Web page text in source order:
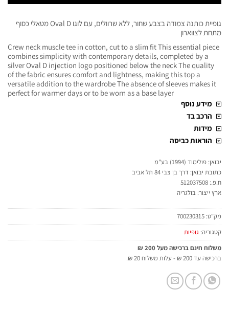
גופיית כותנה צמודה בצבע שחור, ללא שרוולים, עם לוגו Oval D מטאלי כסוף
מתחת לצווארון
Crew neck muscle tee in cotton, cut to a slim fit This essential piece
combines simplicity with contemporary details, completed by a
silver Oval D injection logo positioned below the neck The quality
of the fabric ensures comfort and lightness, making this top a
versatile addition to the wardrobe The absence of sleeves makes it
perfect for warmer days or to be worn as a base layer
מידע נוסף
הרכב בד
מידות
הוראות כביסה
יבואן: פולימוד (1994) בע"מ
כתובת יבואן: דרך בן צבי 84 תל אביב
ח.פ.: 512037508
ארץ ייצור: בולגריה
מק"ט: 700230315
קטגוריה: גופיות
משלוח חינם ברכישה מעל 200 ₪
ברכישה עד 200 ₪ - עלות משלוח 20 ₪.